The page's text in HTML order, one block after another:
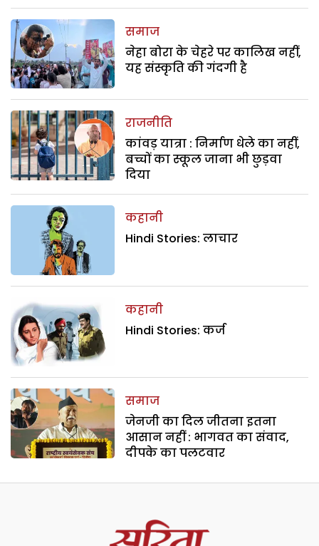
समाज
नेहा बोरा के चेहरे पर कालिख नहीं,
यह संस्कृति की गंदगी है
राजनीति
कांवड़ यात्रा : निर्माण धेले का नहीं,
बच्चों का स्कूल जाना भी छुड़वा
दिया
कहानी
Hindi Stories: लाचार
कहानी
Hindi Stories: कर्ज
समाज
जेनजी का दिल जीतना इतना
आसान नहीं : भागवत का संवाद,
दीपके का पलटवार